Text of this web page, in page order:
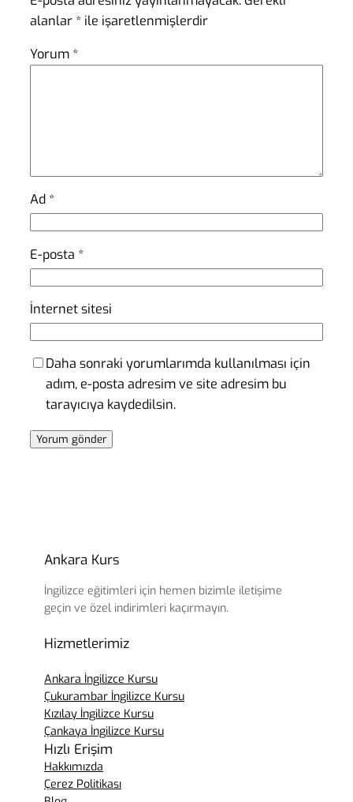
alanlar * ile işaretlenmişlerdir
Yorum *
Ad *
E-posta *
İnternet sitesi
Daha sonraki yorumlarımda kullanılması için
adım, e-posta adresim ve site adresim bu
tarayıcıya kaydedilsin.
Ankara Kurs
İngilizce eğitimleri için hemen bizimle iletişime
geçin ve özel indirimleri kaçırmayın.
Hizmetlerimiz
Ankara İngilizce Kursu
Çukurambar İngilizce Kursu
Kızılay İngilizce Kursu
Çankaya İngilizce Kursu
Hızlı Erişim
Hakkımızda
Çerez Politikası